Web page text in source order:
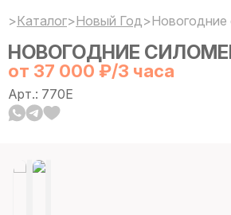
>Каталог>Новый Год>
НОВОГОДНИЕ
от 37 000 ₽/3 часа
Арт.: 770E